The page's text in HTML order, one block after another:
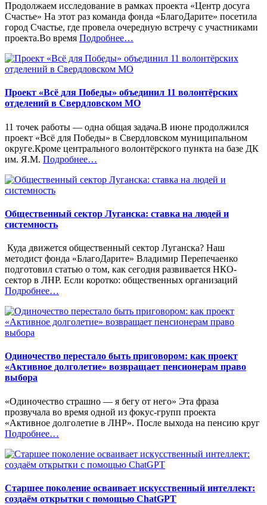
Продолжаем исследование в рамках проекта «Центр досуга
Счастье» На этот раз команда фонда «БлагоДарите» посетила
город Счастье, где провела очередную встречу с участниками
проекта.Во время Подробнее«%s»
…
Проект «Всё для Победы» объединил 11 волонтёрских
отделений в Свердловском МО
11 точек работы — одна общая задача.В июне продолжился
проект «Всё для Победы» в Свердловском муниципальном
округе.Кроме центрального волонтёрского пункта на базе ДК
им. Я.М. Подробнее«%s»
…
Общественный сектор Луганска: ставка на людей и
системность
Куда движется общественный сектор Луганска? Наш
методист фонда «БлагоДарите» Владимир Перепечаенко
подготовил статью о том, как сегодня развивается НКО-
сектор в ЛНР. Если коротко: общественных организаций
Подробнее«%s»
…
Одиночество перестало быть приговором: как проект
«Активное долголетие» возвращает пенсионерам право
выбора
«Одиночество страшно — я бегу от него» Эта фраза
прозвучала во время одной из фокус-групп проекта
«Активное долголетие в ЛНР». После выхода на пенсию круг
Подробнее«%s»
…
Старшее поколение осваивает искусственный интеллект:
создаём открытки с помощью ChatGPT